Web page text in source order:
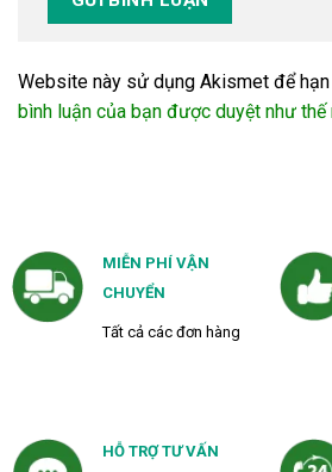
Website này sử dụng Akismet để hạn
bình luận của bạn được duyệt như thế
MIỄN PHÍ VẬN
CHUYỂN
Tất cả các đơn hàng
HỖ TRỢ TƯ VẤN